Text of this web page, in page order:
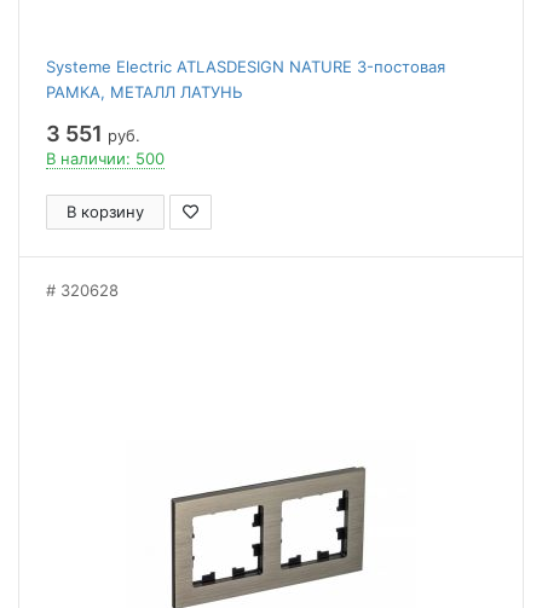
Systeme Electric ATLASDESIGN NATURE 3-постовая
РАМКА, МЕТАЛЛ ЛАТУНЬ
3 551 руб.
В наличии: 500
В корзину
320628